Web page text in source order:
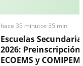
hace 35 minutos·35 min
Escuelas
2026: Preinscripción,
ECOEMS y